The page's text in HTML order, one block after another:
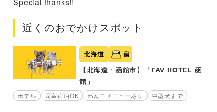
近くのおでかけスポット
北海道 宿
【北海道・函館市】「FAV HOTEL 函
館」
ホテル 同室宿泊OK わんこメニューあり 中型犬まで